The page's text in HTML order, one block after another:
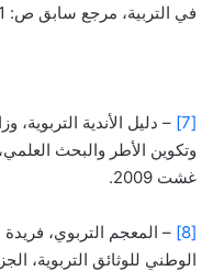
في التربية، مرجع سابق ص: 51.
[7]
– دليل الأندية التربوية،
وتكوين الأطر والبحث
غشت 2009.
[8]
– المعجم التربوي،
الوطني للوثائق التربوية، الجزائر،